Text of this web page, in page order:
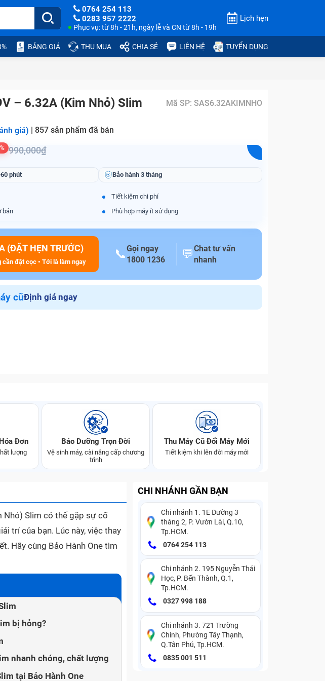
0764 254 113
0283 957 2222
Phục vụ: từ 8h - 21h, ngày lễ và CN từ 8h - 19h
Lịch hẹn
BẢNG GIÁ THU MUA CHIA SẺ LIÊN HỆ TUYỂN DỤNG
– 6.32A (Kim Nhỏ) Slim Mã SP: SAS6.32AKIMNHO
giá) | 857 sản phẩm đã bán
990,000₫
phút Bảo hành 3 tháng
bản
Tiết kiệm chi phí
Phù hợp máy ít sử dụng
(ĐẶT HẸN TRƯỚC)
cần đặt cọc • Tới là làm ngay
📞Gọi ngay
1800 1236
💬Chat tư vấn
nhanh
cũĐịnh giá ngay
Đơn
lượng
Bảo Dưỡng Trọn Đời
Vệ sinh máy, cài nâng cấp chương
trình
Thu Máy Cũ Đổi Máy Mới
Tiết kiệm khi lên đời máy mới
Nhỏ) Slim có thể gặp sự cố
trí của bạn. Lúc này, việc thay
Hãy cùng Bảo Hành One tìm
bị hỏng?
nhanh chóng, chất lượng
tại Bảo Hành One
CHI NHÁNH GẦN BẠN
Chi nhánh 1. 1E Đường 3
tháng 2, P. Vườn Lài, Q.10,
Tp.HCM.
0764 254 113
Chi nhánh 2. 195 Nguyễn Thái
Học, P. Bến Thành, Q.1,
Tp.HCM.
0327 998 188
Chi nhánh 3. 721 Trường
Chinh, Phường Tây Thạnh,
Q.Tân Phú, Tp.HCM.
0835 001 511